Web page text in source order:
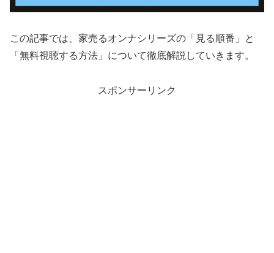
この記事では、家売るオンナシリーズの「見る順番」と
「無料視聴する方法」について徹底解説していきます。
スポンサーリンク